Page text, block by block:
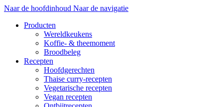
Naar de hoofdinhoud Naar de navigatie
Producten
Wereldkeukens
Koffie- & theemoment
Broodbeleg
Recepten
Hoofdgerechten
Thaise curry-recepten
Vegetarische recepten
Vegan recepten